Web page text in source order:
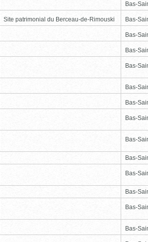
Bas-
Site patrimonial du Berceau-de-Rimouski Bas-
Bas-
Bas-
Bas-
Bas-
Bas-
Bas-
Bas-
Bas-
Bas-
Bas-
Bas-
Bas-